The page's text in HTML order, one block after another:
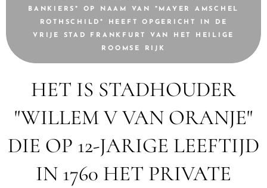
BANKIERS" OP NAAM VAN "MAYER AMSCHEL
ROTHSCHILD" HEEFT OPGERICHT IN DE
VRIJE STAD FRANKFURT VAN HET HEILIGE
ROOMSE RIJK
HET IS STADHOUDER
"WILLEM V VAN ORANJE"
DIE OP 12-JARIGE LEEFTIJD
IN 1760 HET PRIVATE